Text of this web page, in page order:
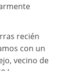
recién
con un
vecino de